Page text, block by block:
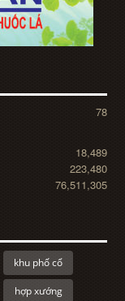
78
18,489
223,480
76,511,305
khu phố cổ
hợp xướng